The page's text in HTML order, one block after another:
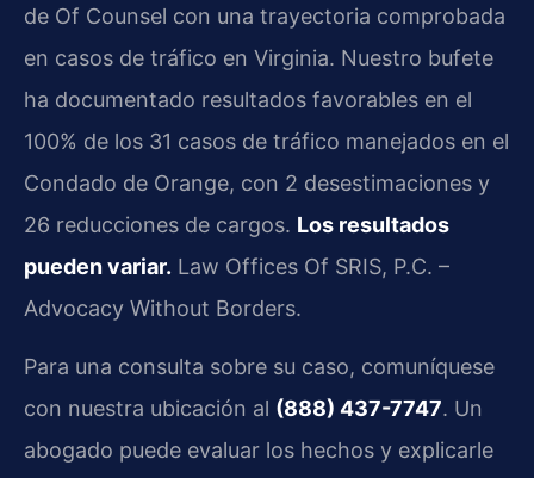
de Of Counsel con una trayectoria comprobada
en casos de tráfico en Virginia. Nuestro bufete
ha documentado resultados favorables en el
100% de los 31 casos de tráfico manejados en el
Condado de Orange, con 2 desestimaciones y
26 reducciones de cargos. Los resultados
pueden variar. Law Offices Of SRIS, P.C. –
Advocacy Without Borders.
Para una consulta sobre su caso, comuníquese
con nuestra ubicación al (888) 437-7747. Un
abogado puede evaluar los hechos y explicarle